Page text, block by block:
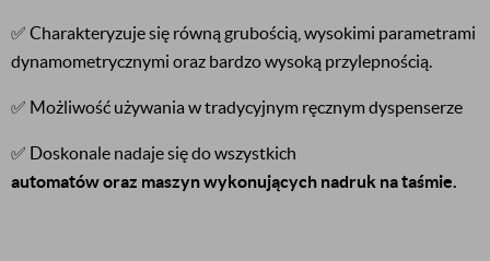
✅ Charakteryzuje się równą grubością, wysokimi parametrami
dynamometrycznymi oraz bardzo wysoką przylepnością.
✅ Możliwość używania w tradycyjnym ręcznym dyspenserze
✅ Doskonale nadaje się do wszystkich
automatów oraz maszyn wykonujących nadruk na taśmie.